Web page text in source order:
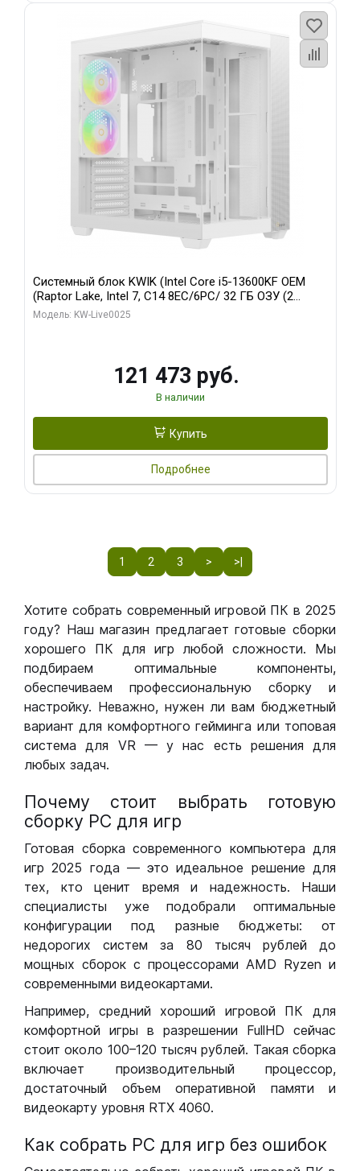
Системный блок KWIK (Intel Core i5-13600KF OEM
(Raptor Lake, Intel 7, C14 8EC/6PC/ 32 ГБ ОЗУ (2
модуля)/ Gigabyte RTX5060 WINDFORCE OC 8GB
Модель: KW-Live0025
121 473 руб.
В наличии
Купить
Подробнее
1 2 3 > >|
Хотите собрать современный игровой ПК в 2025
году? Наш магазин предлагает готовые сборки
хорошего ПК для игр любой сложности. Мы
подбираем оптимальные компоненты,
обеспечиваем профессиональную сборку и
настройку. Неважно, нужен ли вам бюджетный
вариант для комфортного гейминга или топовая
система для VR — у нас есть решения для
любых задач.
Почему стоит выбрать готовую
сборку РС для игр
Готовая сборка современного компьютера для
игр 2025 года — это идеальное решение для
тех, кто ценит время и надежность. Наши
специалисты уже подобрали оптимальные
конфигурации под разные бюджеты: от
недорогих систем за 80 тысяч рублей до
мощных сборок с процессорами AMD Ryzen и
современными видеокартами.
Например, средний хороший игровой ПК для
комфортной игры в разрешении FullHD сейчас
стоит около 100–120 тысяч рублей. Такая сборка
включает производительный процессор,
достаточный объем оперативной памяти и
видеокарту уровня RTX 4060.
Как собрать РС для игр без ошибок